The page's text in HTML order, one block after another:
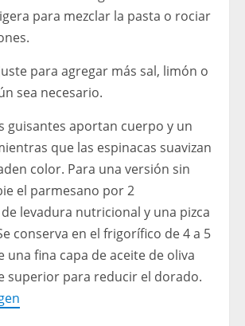
para mezclar la pasta o rociar
para agregar más sal, limón o
sea necesario.
guisantes aportan cuerpo y un
que las espinacas suavizan
color. Para una versión sin
el parmesano por 2
levadura nutricional y una pizca
conserva en el frigorífico de 4 a 5
una fina capa de aceite de oliva
superior para reducir el dorado.